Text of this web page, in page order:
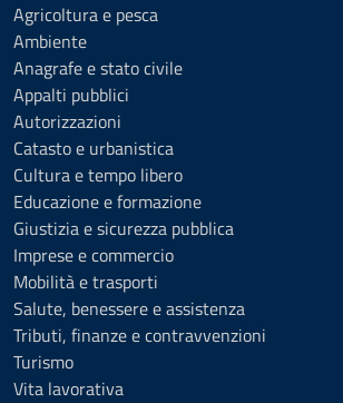
Agricoltura e pesca
Ambiente
Anagrafe e stato civile
Appalti pubblici
Autorizzazioni
Catasto e urbanistica
Cultura e tempo libero
Educazione e formazione
Giustizia e sicurezza pubblica
Imprese e commercio
Mobilità e trasporti
Salute, benessere e assistenza
Tributi, finanze e contravvenzioni
Turismo
Vita lavorativa